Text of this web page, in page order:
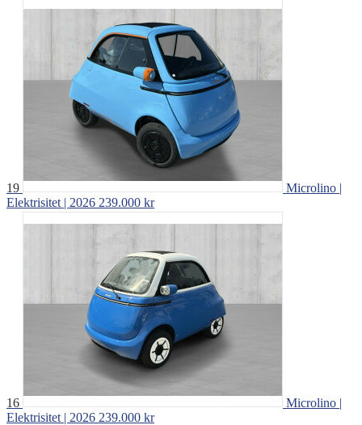
19
Microlino |
Elektrisitet | 2026 239.000 kr
16
Microlino |
Elektrisitet | 2026 239.000 kr